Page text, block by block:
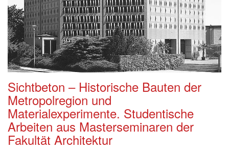
Sichtbeton – Historische Bauten der
Metropolregion und
Materialexperimente. Studentische
Arbeiten aus Masterseminaren der
Fakultät Architektur